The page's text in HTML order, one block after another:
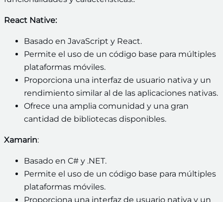
React Native:
Basado en JavaScript y React.
Permite el uso de un código base para múltiples
plataformas móviles.
Proporciona una interfaz de usuario nativa y un
rendimiento similar al de las aplicaciones nativas.
Ofrece una amplia comunidad y una gran
cantidad de bibliotecas disponibles.
Xamarin:
Basado en C# y .NET.
Permite el uso de un código base para múltiples
plataformas móviles.
Proporciona una interfaz de usuario nativa y un